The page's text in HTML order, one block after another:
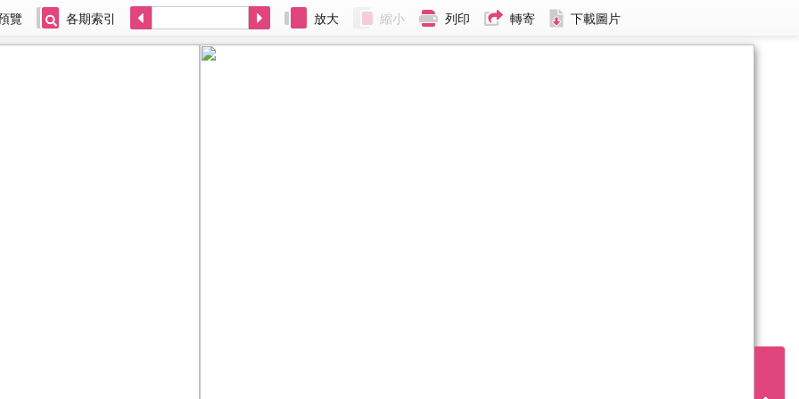
覽 各期索引 放大 縮小 列印 轉寄 下載圖片